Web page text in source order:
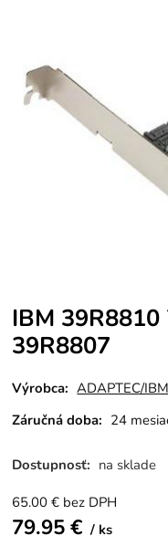
IBM
39R8807
Výrobca: ADAPTEC/IBM
Záručná doba: 24
Dostupnosť: na sklade
65.00 € bez DPH
79.95€ ks